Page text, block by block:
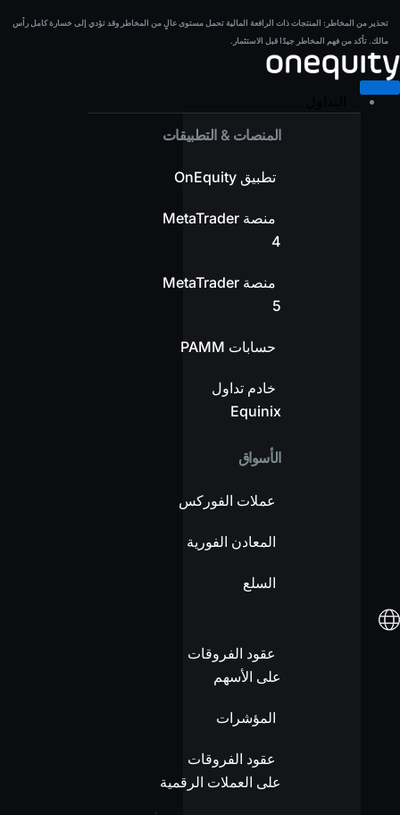
إلى
المحتوى
تحذير من المخاطر: المنتجات ذات الرافعة المالية تحمل مستوى عالٍ من المخاطر وقد تؤدي إلى خسارة كامل رأس
مالك. تأكد من فهم المخاطر جيدًا قبل الاستثمار.
تحذير من المخاطر: المنتجات ذات الرافعة المالية تحمل مستوى عالٍ من المخاطر وقد تؤدي إلى خسارة كامل رأس
مالك. تأكد من فهم المخاطر جيدًا قبل الاستثمار.
المنصات & التطبيقات
تطبيق OnEquity
منصة MetaTrader
4
منصة MetaTrader
5
حسابات PAMM
خادم تداول
Equinix
الأسواق
عملات الفوركس
المعادن الفورية
السلع
عقود الفروقات
على الأسهم
المؤشرات
عقود الفروقات
على العملات الرقمية